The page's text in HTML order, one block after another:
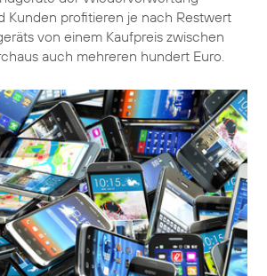
Kunden profitieren je nach Restwert
von einem Kaufpreis zwischen
auch mehreren hundert Euro.